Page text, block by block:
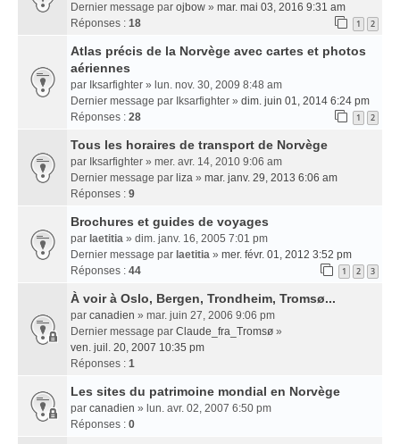
Dernier message par ojbow » mar. mai 03, 2016 9:31 am
Réponses : 18 1 2
Atlas précis de la Norvège avec cartes et photos
aériennes
par Iksarfighter » lun. nov. 30, 2009 8:48 am
Dernier message par Iksarfighter » dim. juin 01, 2014 6:24 pm
Réponses : 28 1 2
Tous les horaires de transport de Norvège
par Iksarfighter » mer. avr. 14, 2010 9:06 am
Dernier message par liza » mar. janv. 29, 2013 6:06 am
Réponses : 9
Brochures et guides de voyages
par laetitia » dim. janv. 16, 2005 7:01 pm
Dernier message par laetitia » mer. févr. 01, 2012 3:52 pm
Réponses : 44 1 2 3
À voir à Oslo, Bergen, Trondheim, Tromsø...
par canadien » mar. juin 27, 2006 9:06 pm
Dernier message par Claude_fra_Tromsø »
ven. juil. 20, 2007 10:35 pm
Réponses : 1
Les sites du patrimoine mondial en Norvège
par canadien » lun. avr. 02, 2007 6:50 pm
Réponses : 0